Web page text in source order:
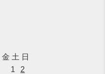
金 土 日
1
2